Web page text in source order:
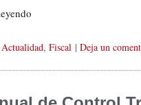
Actualidad, Fiscal | Deja un